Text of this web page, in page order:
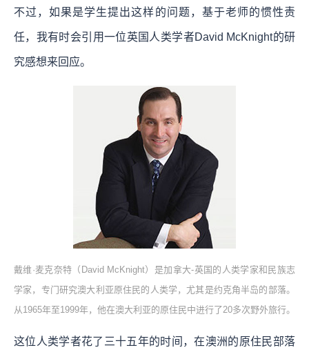
不过，如果是学生提出这样的问题，基于老师的惯性责
任，我有时会引用一位英国人类学者David McKnight的研
究感想来回应。
戴维·麦克奈特（David McKnight）是加拿大-英国的人类学家和民族志
学家，专门研究澳大利亚原住民的人类学，尤其是约克角半岛的部落。
从1965年至1999年，他在澳大利亚的原住民中进行了20多次野外旅行。
这位人类学者花了三十五年的时间，在澳洲的原住民部落